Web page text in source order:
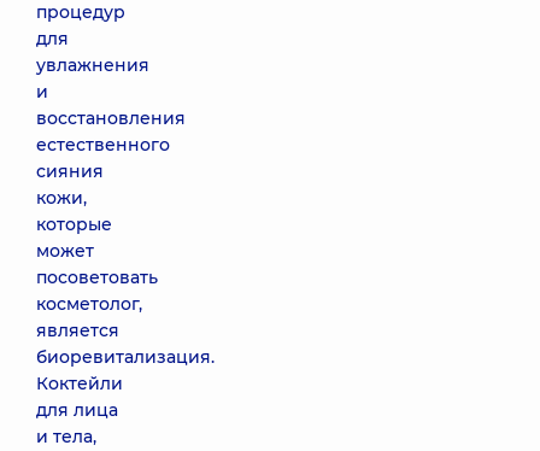
процедур
для
увлажнения
и
восстановления
естественного
сияния
кожи,
которые
может
посоветовать
косметолог,
является
биоревитализация.
Коктейли
для лица
и тела,